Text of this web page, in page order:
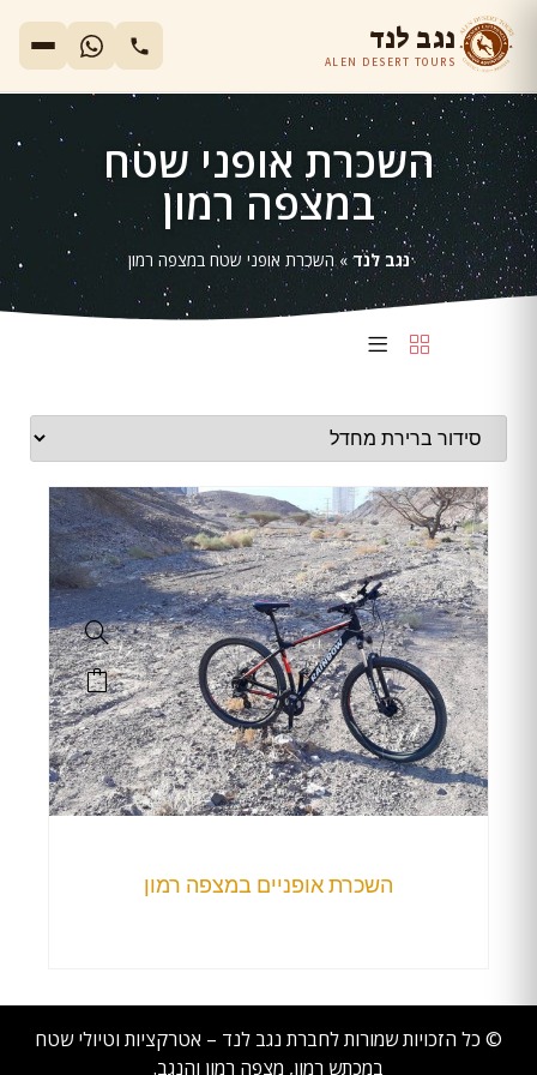
נגב לנד
ALEN DESERT TOURS
השכרת אופני שטח
במצפה רמון
נגב לנד »השכרת אופני שטח במצפה רמון
השכרת אופניים במצפה רמון
© כל הזכויות שמורות לחברת נגב לנד – אטרקציות וטיולי שטח
במכתש רמון, מצפה רמון והנגב.